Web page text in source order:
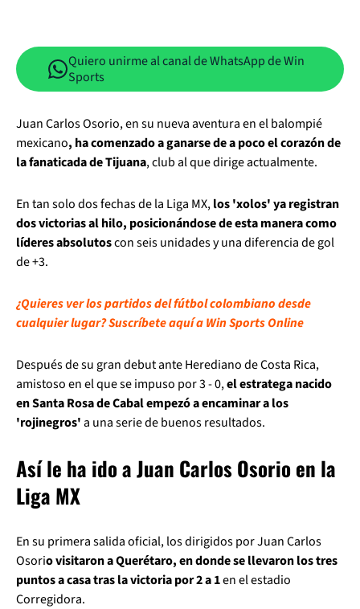
Quiero unirme al canal de WhatsApp de Win
Sports
Juan Carlos Osorio, en su nueva aventura en el balompié
mexicano, ha comenzado a ganarse de a poco el corazón de
la fanaticada de Tijuana, club al que dirige actualmente.
En tan solo dos fechas de la Liga MX,los 'xolos' ya registran
dos victorias al hilo, posicionándose de esta manera como
líderes absolutoscon seis unidades y una diferencia de gol
de +3.
¿Quieres ver los partidos del fútbol colombiano desde
cualquier lugar? Suscríbete aquí a Win Sports Online
Después de su gran debut ante Herediano de Costa Rica,
amistoso en el que se impuso por 3 - 0,el estratega nacido
en Santa Rosa de Cabal empezó a encaminar a los
'rojinegros'a una serie de buenos resultados.
Así le ha ido a Juan Carlos Osorio en la
Liga MX
En su primera salida oficial, los dirigidos por Juan Carlos
Osorio visitaron a Querétaro, en donde se llevaron los tres
puntos a casa tras la victoria por 2 a 1en el estadio
Corregidora.